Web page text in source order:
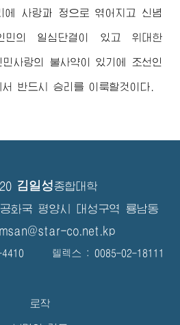
에 사랑과 정으로 엮어지고 신념
민의 일심단결이 있고 위대한
민사랑의 불사약이 있기에 조선인
반드시 승리를 이룩할것이다.
김일성종합대학
화국 평양시 대성구역 룡남동
co.net.kp
4410 텔렉스 : 0085-02-18111
로작